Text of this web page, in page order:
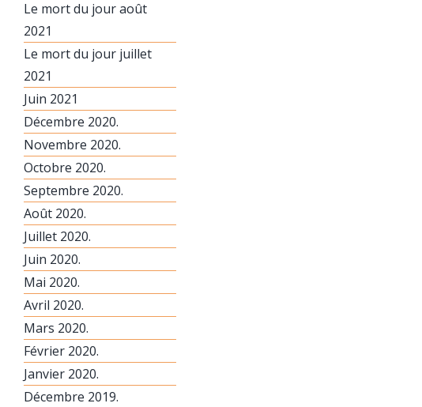
Le mort du jour août
2021
Le mort du jour juillet
2021
Juin 2021
Décembre 2020.
Novembre 2020.
Octobre 2020.
Septembre 2020.
Août 2020.
Juillet 2020.
Juin 2020.
Mai 2020.
Avril 2020.
Mars 2020.
Février 2020.
Janvier 2020.
Décembre 2019.